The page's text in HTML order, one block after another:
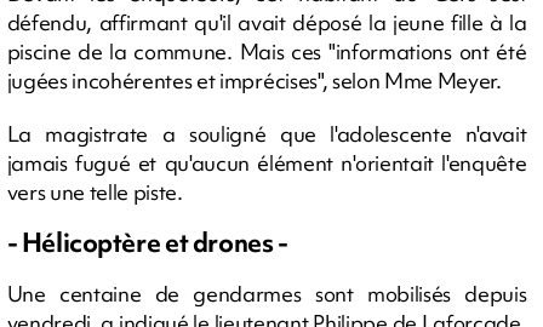
défendu, affirmant qu'il avait déposé la jeune fille à la
piscine de la commune. Mais ces "informations ont été
jugées incohérentes et imprécises", selon Mme Meyer.
La magistrate a souligné que l'adolescente n'avait
jamais fugué et qu'aucun élément n'orientait l'enquête
vers une telle piste.
- Hélicoptère et drones -
Une centaine de gendarmes sont mobilisés depuis